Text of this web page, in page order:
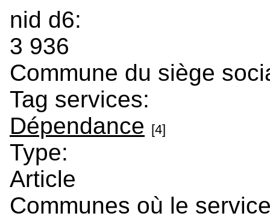
nid d6:
3 936
Commune du siège
Tag services:
Dépendance [4]
Type:
Article
Communes où le